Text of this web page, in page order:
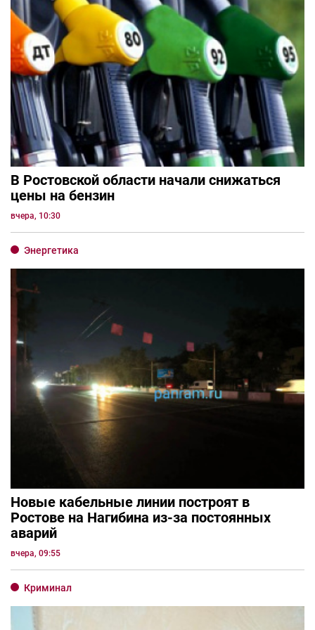
В Ростовской области начали снижаться
цены на бензин
вчера, 10:30
Энергетика
Новые кабельные линии построят в
Ростове на Нагибина из-за постоянных
аварий
вчера, 09:55
Криминал